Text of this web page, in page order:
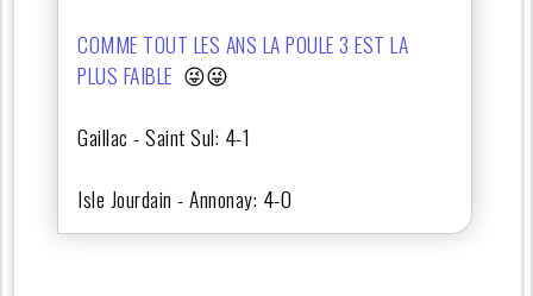
COMME TOUT LES ANS LA POULE 3 EST LA
PLUS FAIBLE 😜😜
Gaillac - Saint Sul: 4-1
Isle Jourdain - Annonay: 4-0